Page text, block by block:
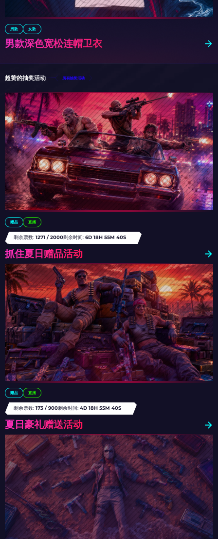
男款 女款
男款深色宽松连帽卫衣
超赞的抽奖活动 所有抽奖活动
赠品 直播
剩余票数: 1271 / 2000剩余时间: 6D 18H 55M 36S
抓住夏日赠品活动
赠品 直播
剩余票数: 173 / 900剩余时间: 4D 18H 55M 36S
夏日豪礼赠送活动